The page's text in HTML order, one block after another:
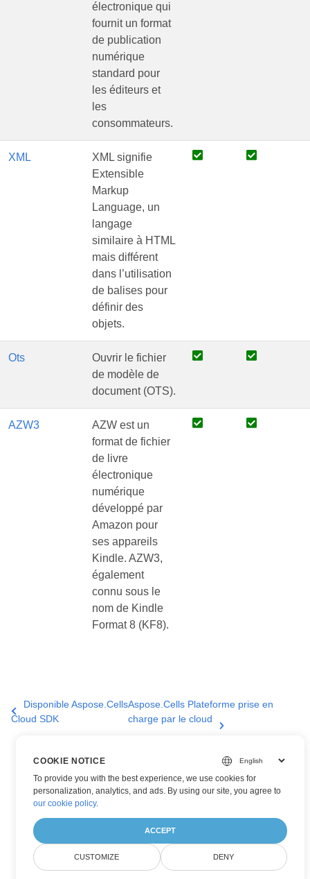
électronique qui
fournit un format
de publication
numérique
standard pour
les éditeurs et
les
consommateurs.
XML
XML signifie
Extensible
Markup
Language, un
langage
similaire à HTML
mais différent
dans l’utilisation
de balises pour
définir des
objets.
Ots
Ouvrir le fichier
de modèle de
document (OTS).
AZW3
AZW est un
format de fichier
de livre
électronique
numérique
développé par
Amazon pour
ses appareils
Kindle. AZW3,
également
connu sous le
nom de Kindle
Format 8 (KF8).
Disponible Aspose.Cells
Cloud SDK
Aspose.Cells Plateforme prise en
charge par le cloud
COOKIE NOTICE
To provide you with the best experience, we use cookies for
personalization, analytics, and ads. By using our site, you agree to
our cookie policy.
ACCEPT
CUSTOMIZE DENY